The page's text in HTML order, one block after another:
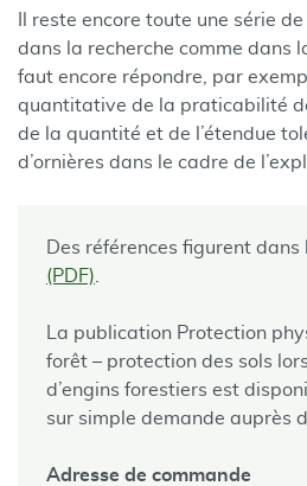
Il reste encore toute une série
dans la recherche comme dans
faut encore répondre, par
quantitative de la praticabilité
de la quantité et de l’étendue
d’ornières dans le cadre de
Des références figurent dans
(PDF)
La publication Protection
forêt – protection des sols
d’engins forestiers est
sur simple demande auprès
Adresse de commande